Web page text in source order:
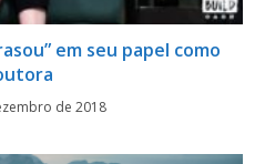
em seu papel como
de 2018